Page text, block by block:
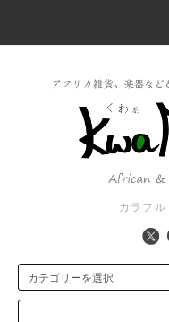
カラフ